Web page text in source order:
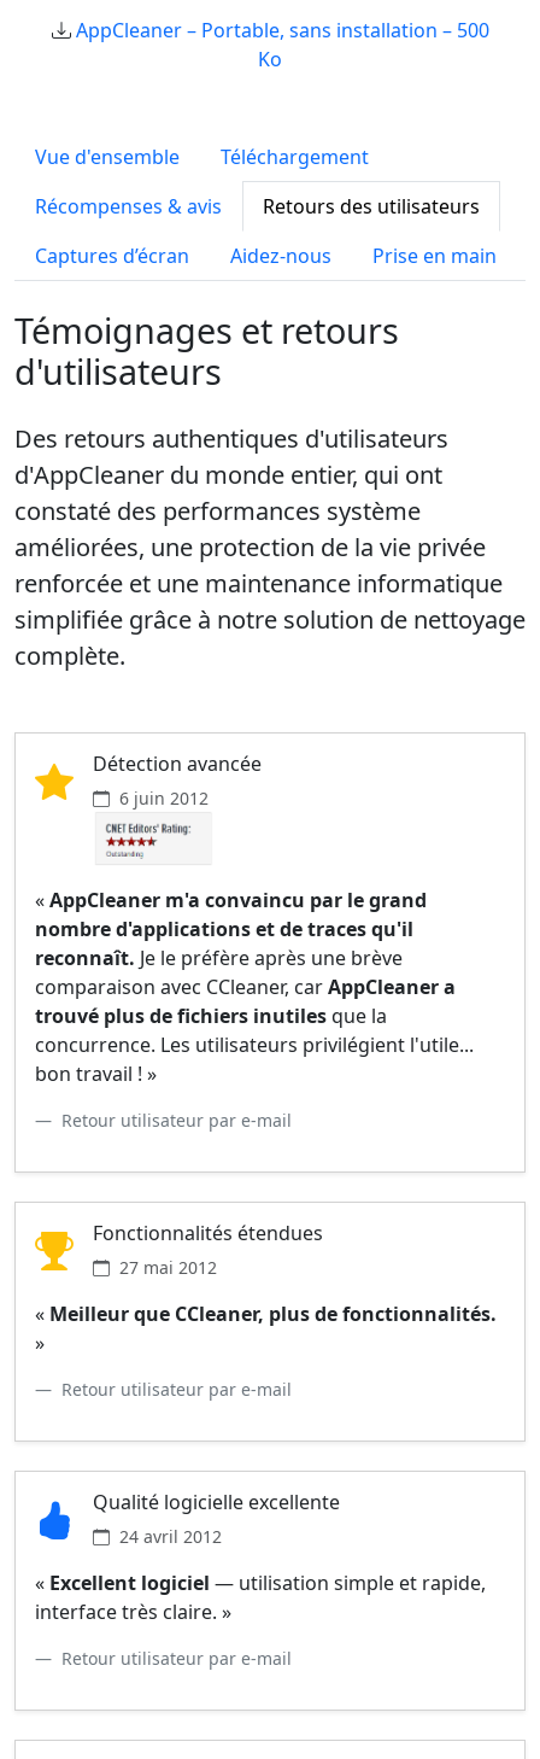
AppCleaner – Portable, sans installation – 500
Ko
Vue d'ensemble
Téléchargement
Récompenses & avis
Retours des utilisateurs
Captures d’écran
Aidez-nous Prise en main
Témoignages et retours
d'utilisateurs
Des retours authentiques d'utilisateurs
d'AppCleaner du monde entier, qui ont
constaté des performances système
améliorées, une protection de la vie privée
renforcée et une maintenance informatique
simplifiée grâce à notre solution de nettoyage
complète.
Détection avancée
6 juin 2012
«AppCleaner m'a convaincu par le grand
nombre d'applications et de traces qu'il
reconnaît. Je le préfère après une brève
comparaison avec CCleaner, carAppCleaner a
trouvé plus de fichiers inutilesque la
concurrence. Les utilisateurs privilégient l'utile...
bon travail ! »
Retour utilisateur par e-mail
Fonctionnalités étendues
27 mai 2012
« Meilleur que CCleaner, plus de fonctionnalités.
»
Retour utilisateur par e-mail
Qualité logicielle excellente
24 avril 2012
« Excellent logiciel — utilisation simple et rapide,
interface très claire. »
Retour utilisateur par e-mail